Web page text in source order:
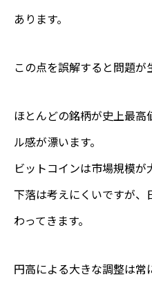
あります。
この点を誤解すると問題が
ほとんどの銘柄が史上最
ル感が漂います。
ビットコインは市場規模
下落は考えにくいですが、
わってきます。
円高による大きな調整は常